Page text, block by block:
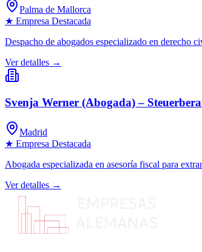
Palma de Mallorca
★ Empresa Destacada
Despacho de abogados especializado en derecho
Ver detalles →
Svenja Werner (Abogada) –
Madrid
★ Empresa Destacada
Abogada especializada en asesoría fiscal para
Ver detalles →